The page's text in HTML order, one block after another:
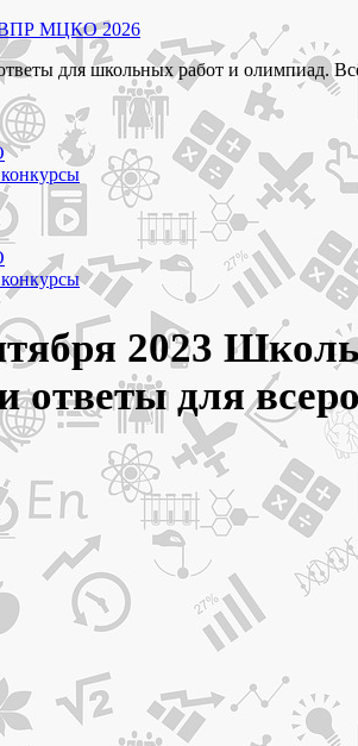
ВПР МЦКО 2026
для школьных работ и олимпиад.
2023
ответы для